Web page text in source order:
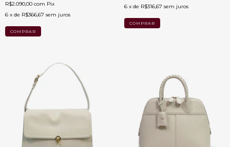
R$2.090,00 com Pix
6 x de R$366,67 sem juros
6 x de R$316,67 sem juros